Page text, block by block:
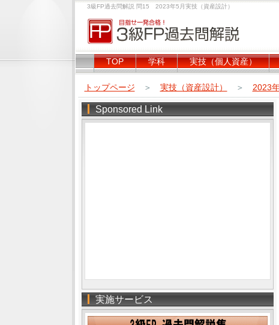
3級FP過去問解説 問15 2023年5月実技（資産設計）
TOP 学科 実技（個人資産）
トップページ ＞ 実技（資産設計） ＞ 2023
Sponsored Link
実施サービス